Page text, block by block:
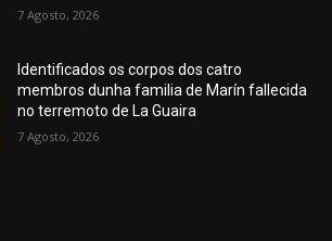
7 Agosto, 2026
Identificados os corpos dos catro
membros dunha familia de Marín fallecida
no terremoto de La Guaira
7 Agosto, 2026